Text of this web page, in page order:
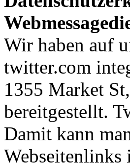
Wir haben auf
twitter.com
1355 Market
bereitgestellt.
Damit kann
Webseitenlinks